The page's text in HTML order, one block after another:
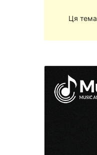
Ця тема